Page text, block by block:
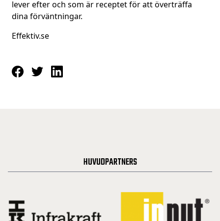
lever efter och som är receptet för att överträffa
dina förväntningar.
Effektiv.se
HUVUDPARTNERS